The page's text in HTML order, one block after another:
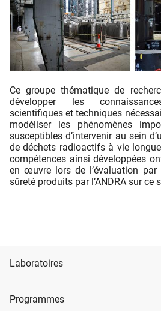
Ce groupe thématique de
développer les
scientifiques et techniques
modéliser les phénomènes
susceptibles d’intervenir au sein
de déchets radioactifs à vie
compétences ainsi développées
en œuvre lors de l’évaluation par
sûreté produits par l’ANDRA sur ce
Laboratoires
Programmes